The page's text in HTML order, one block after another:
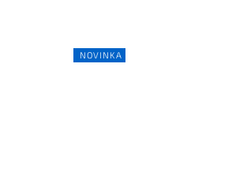
NOVINKA